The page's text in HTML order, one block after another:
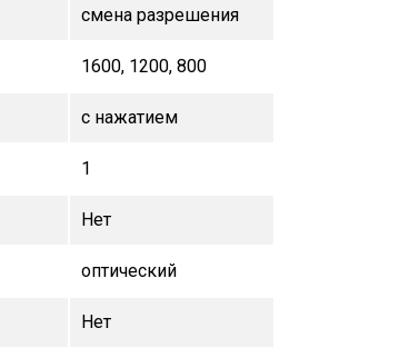
смена разрешения
1600, 1200, 800
с нажатием
1
Нет
оптический
Нет